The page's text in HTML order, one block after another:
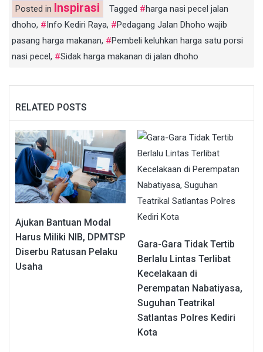
Posted in Inspirasi Tagged
harga nasi pecel jalan
dhoho, Info Kediri Raya,
Pedagang Jalan Dhoho wajib
pasang harga makanan,
Pembeli keluhkan harga satu porsi
nasi pecel, Sidak harga makanan di jalan dhoho
RELATED POSTS
Ajukan Bantuan Modal
Harus Miliki NIB, DPMTSP
Diserbu Ratusan Pelaku
Usaha
Gara-Gara Tidak Tertib
Berlalu Lintas Terlibat
Kecelakaan di
Perempatan Nabatiyasa,
Suguhan Teatrikal
Satlantas Polres Kediri
Kota